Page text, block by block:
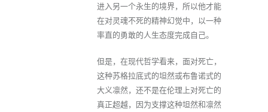
进入另一个永生的境界，所以他才能
在对灵魂不死的精神幻觉中，以一种
率直的勇敢的人生态度完成自己。
但是，在现代哲学看来，面对死亡，
这种苏格拉底式的坦然或布鲁诺式的
大义凛然，还不是在伦理上对死亡的
真正超越，因为支撑这种坦然和凛然